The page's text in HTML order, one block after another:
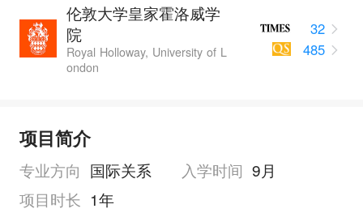
伦敦大学皇家霍洛威学
院
Royal Holloway, University of L
ondon
32
485
项目简介
专业方向 国际关系 入学时间 9月
项目时长 1年